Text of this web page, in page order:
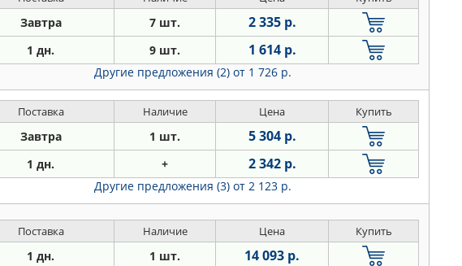
Завтра 7 шт. 2 335 р.
1 дн. 9 шт. 1 614 р.
Другие предложения (2) от 1 726 р.
Поставка Наличие Цена Купить
Завтра 1 шт. 5 304 р.
1 дн. + 2 342 р.
Другие предложения (3) от 2 123 р.
Поставка Наличие Цена Купить
1 дн. 1 шт. 14 093 р.